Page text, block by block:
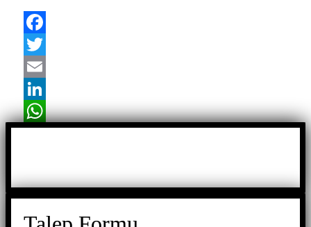
Facebook
Twitter
Email
LinkedIn